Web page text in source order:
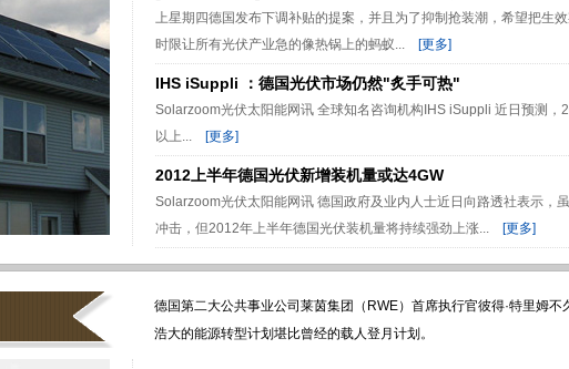
上星期四德国发布下调补贴的提案，并且为了抑制抢装潮，希望把生
时限让所有光伏产业急的像热锅上的蚂蚁...
[更多]
IHS iSuppli ：德国光伏市场仍然"炙手可热"
Solarzoom光伏太阳能网讯 全球知名咨询机构IHS iSuppli 近日预测，
以上...
[更多]
2012上半年德国光伏新增装机量或达4GW
Solarzoom光伏太阳能网讯 德国政府及业内人士近日向路透社表示，
冲击，但2012年上半年德国光伏装机量将持续强劲上涨...
[更多]
德国第二大公共事业公司莱茵集团（RWE）首席执行官彼得·特里姆不
浩大的能源转型计划堪比曾经的载人登月计划。